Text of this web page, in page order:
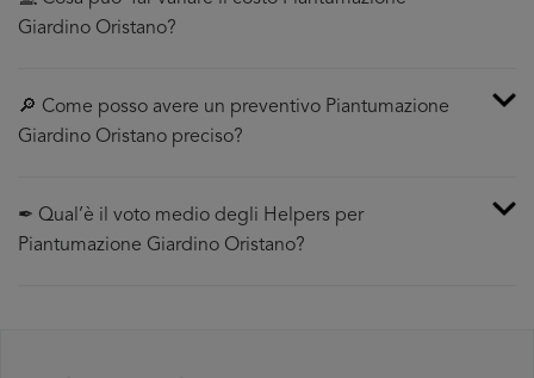
Giardino Oristano?
🔎 Come posso avere un preventivo Piantumazione
Giardino Oristano preciso?
✒ Qual’è il voto medio degli Helpers per
Piantumazione Giardino Oristano?